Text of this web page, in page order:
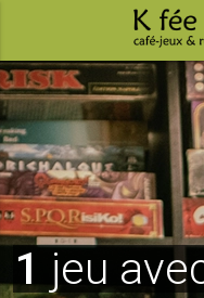
1 jeu